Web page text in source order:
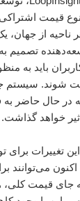
بود یکی از ۲۰۰ نوع قیمت
ناحیه از
تصمیم
باید به
شوند. سیستم
در حال حاضر
خواهد گذاشت.
تغییرات برای
می‌توانند
جای قیمت کلی،